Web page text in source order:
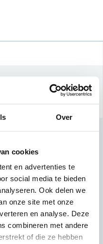
Over
cookies
en advertenties te
social media te bieden
Ook delen we
onze site met onze
en analyse. Deze
combineren met andere
of die ze hebben